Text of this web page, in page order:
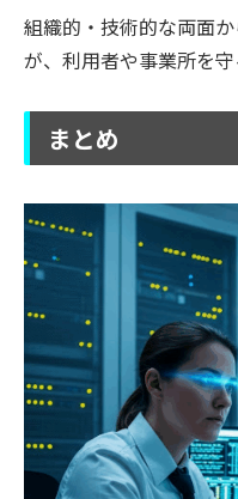
組織的・技術的な両面
が、利用者や事業所を守
まとめ